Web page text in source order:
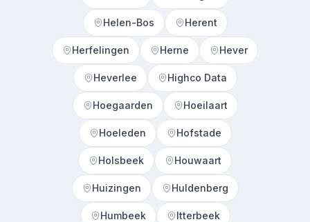
Helen-Bos Herent
Herfelingen Herne Hever
Heverlee Highco Data
Hoegaarden Hoeilaart
Hoeleden Hofstade
Holsbeek Houwaart
Huizingen Huldenberg
Humbeek Itterbeek